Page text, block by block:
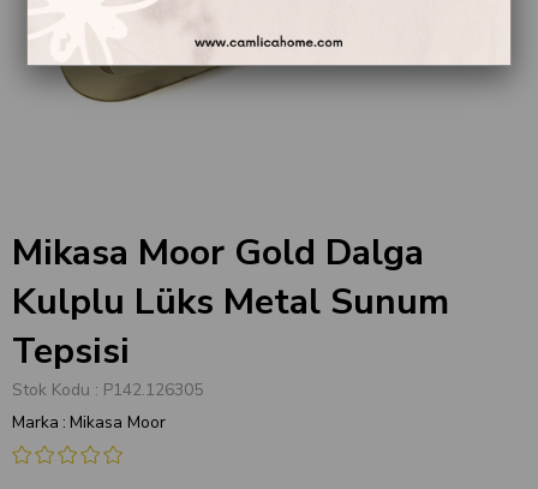
Mikasa Moor Gold Dalga
Kulplu Lüks Metal Sunum
Tepsisi
Stok Kodu
P142.126305
Marka : Mikasa Moor